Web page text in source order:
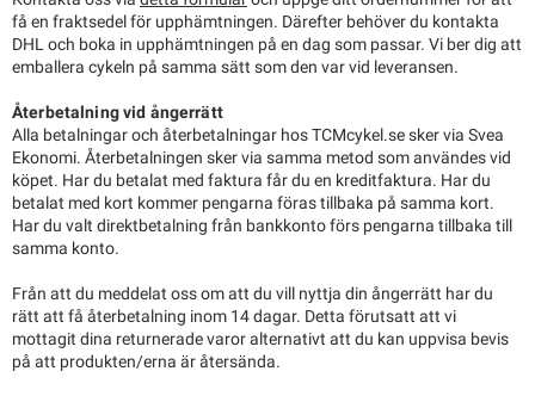
få en fraktsedel för upphämtningen. Därefter behöver du kontakta
DHL och boka in upphämtningen på en dag som passar. Vi ber dig att
emballera cykeln på samma sätt som den var vid leveransen.
Återbetalning vid ångerrätt
Alla betalningar och återbetalningar hos TCMcykel.se sker via Svea
Ekonomi. Återbetalningen sker via samma metod som användes vid
köpet. Har du betalat med faktura får du en kreditfaktura. Har du
betalat med kort kommer pengarna föras tillbaka på samma kort.
Har du valt direktbetalning från bankkonto förs pengarna tillbaka till
samma konto.
Från att du meddelat oss om att du vill nyttja din ångerrätt har du
rätt att få återbetalning inom 14 dagar. Detta förutsatt att vi
mottagit dina returnerade varor alternativt att du kan uppvisa bevis
på att produkten/erna är återsända.